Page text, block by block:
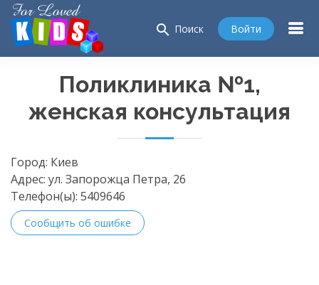
search Поиск Войти
Поликлиника №1,
женская консультация
Город: Киев
Адрес: ул. Запорожца Петра, 26
Телефон(ы): 5409646
Сообщить об ошибке